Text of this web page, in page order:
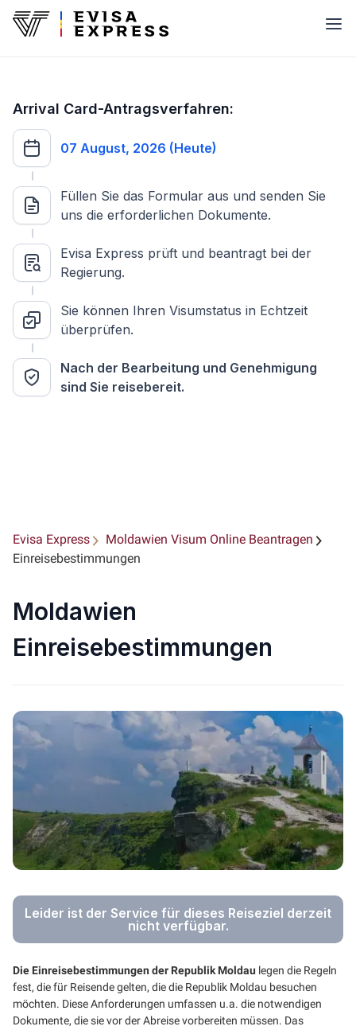
Arrival Card-Antragsverfahren:
07 August, 2026 (Heute)
Füllen Sie das Formular aus und senden Sie
uns die erforderlichen Dokumente.
Evisa Express prüft und beantragt bei der
Regierung.
Sie können Ihren Visumstatus in Echtzeit
überprüfen.
Nach der Bearbeitung und Genehmigung
sind Sie reisebereit.
Evisa Express
Moldawien Visum Online Beantragen
Einreisebestimmungen
Moldawien
Einreisebestimmungen
Leider ist der Service für dieses Reiseziel derzeit
nicht verfügbar.
Die Einreisebestimmungen der Republik Moldau legen die Regeln
fest, die für Reisende gelten, die die Republik Moldau besuchen
möchten. Diese Anforderungen umfassen u.a. die notwendigen
Dokumente, die sie vor der Abreise vorbereiten müssen. Das